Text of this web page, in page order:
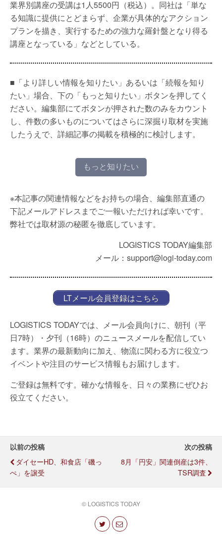
業界別講座の受講は1人5500円（税込）。同社は「単な
る知識に提供にとどまらず、企業が具体的なアクション
プランを描き、実行するための強力な羅針盤となり得る
講座となっている」などとしている。
■「より詳しい情報を知りたい」あるいは「続報を知り
たい」場合、下の「もっと知りたい」ボタンを押してく
ださい。編集部にてボタンが押された数のみをカウント
し、件数の多いものについてはさらに深掘り取材を実施
したうえで、詳細記事の掲載を積極的に検討します。
もっと知りたい
※本記事の関連情報などをお持ちの場合、編集部直通の
下記メールアドレスまでご一報いただければ幸いです。
弊社では取材源の秘匿を徹底しています。
LOGISTICS TODAY編集部
メール：support@logi-today.com
LTメール会員登録はこちら
LOGISTICS TODAYでは、メール会員向けに、朝刊（平
日7時）・夕刊（16時）のニュースメールを配信してい
ます。業界の最新動向に加え、物流に関わる方に役立つ
イベントや注目のサービス情報もお届けします。
ご登録は無料です。確かな情報を、日々の業務にぜひお
役立てください。
以前の投稿
ダイセーHD、和食店「磯っ
ぺ」を譲受
次の投稿
8月「円安」関連倒産は3件、
TSR調査
© LOGISTICS TODAY